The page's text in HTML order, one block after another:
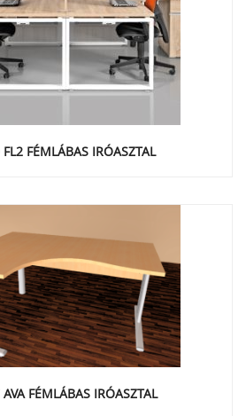
FÉMLÁBAS IRÓASZTAL
FÉMLÁBAS IRÓASZTAL